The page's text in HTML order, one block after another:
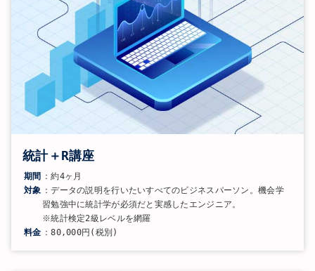
統計＋R講座
期間 ：約4ヶ月
対象 ：データの説明を行いたいすべてのビジネスパーソン。機会学
習勉強中に統計学が必須だと実感したエンジニア。
※統計検定2級レベルを網羅
料金 ：80,000円(税別)